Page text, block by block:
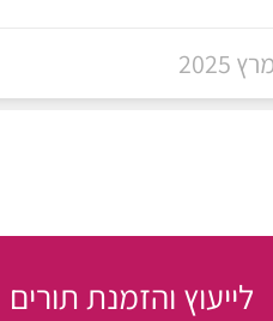
לייעוץ והזמנת תורים